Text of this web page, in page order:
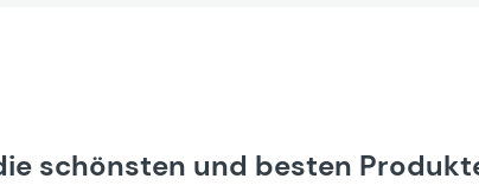
schönsten und besten